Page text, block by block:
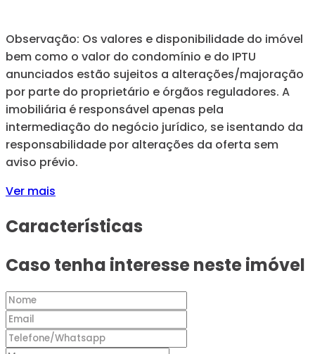
Observação: Os valores e disponibilidade do imóvel
bem como o valor do condomínio e do IPTU
anunciados estão sujeitos a alterações/majoração
por parte do proprietário e órgãos reguladores. A
imobiliária é responsável apenas pela
intermediação do negócio jurídico, se isentando da
responsabilidade por alterações da oferta sem
aviso prévio.
Ver mais
Características
Caso tenha interesse neste imóvel